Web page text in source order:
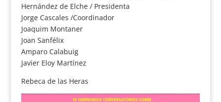
Hernández de Elche / Presidenta
Jorge Cascales /Coordinador
Joaquim Montaner
Joan Sanfélix
Amparo Calabuig
Javier Eloy Martínez
Rebeca de las Heras